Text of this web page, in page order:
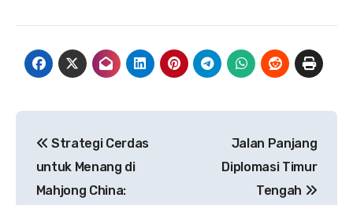
pos
Strategi Cerdas
untuk Menang di
Mahjong China:
Jalan Panjang
Diplomasi Timur
Tengah